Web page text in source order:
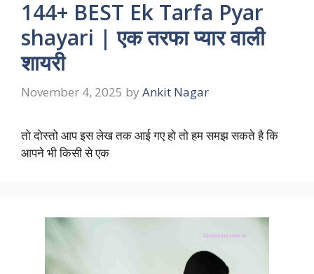
144+ BEST Ek Tarfa Pyar
shayari | एक तरफा प्यार वाली
शायरी
November 4, 2025 by Ankit Nagar
तो दोस्तो आप इस लेख तक आई गए हो तो हम समझ सकते है कि
आपने भी किसी से एक